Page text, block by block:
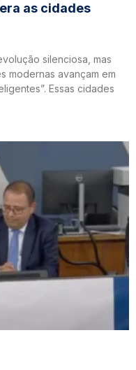
as cidades
silenciosa, mas
modernas avançam em
Essas cidades